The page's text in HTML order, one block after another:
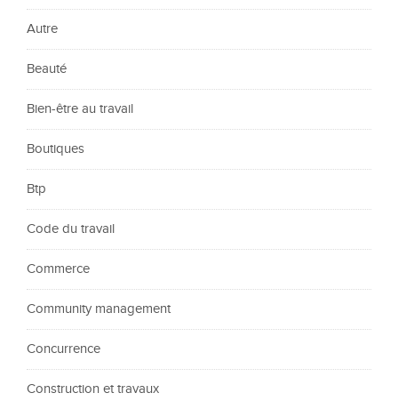
Autre
Beauté
Bien-être au travail
Boutiques
Btp
Code du travail
Commerce
Community management
Concurrence
Construction et travaux